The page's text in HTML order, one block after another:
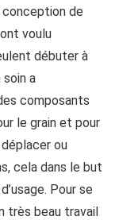
de
voulu
débuter à
soin a
composants
le grain et pour
ou
cela dans le but
Pour se
très beau travail